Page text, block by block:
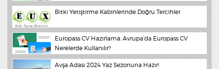
Bitki Yetiştirme Kabinlerinde Doğru Tercihler
Europass CV Hazırlama: Avrupa’da Europass CV
Nerelerde Kullanılır?
Avşa Adası 2024 Yaz Sezonuna Hazır!
Bu cuma büyük felaket olacak!
Nihat Doğan‘a son darbe 'Nevruz'dan
Olay elbisede flaş gelişme